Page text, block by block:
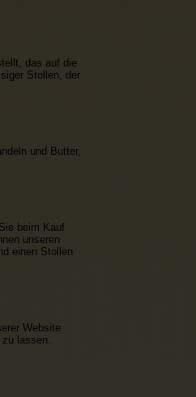
das auf die
Stollen, der
und Butter,
beim Kauf
unseren
einen Stollen
Website
lassen.